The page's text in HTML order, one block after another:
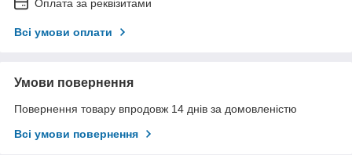
Оплата за реквізитами
Всі умови оплати
Умови повернення
Повернення товару впродовж 14 днів за домовленістю
Всі умови повернення